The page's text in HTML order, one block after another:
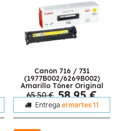
Canon 716 / 731
(1977B002/6269B002)
Amarillo Tóner Original
65,50 € 58,95 €
Entrega el martes 11